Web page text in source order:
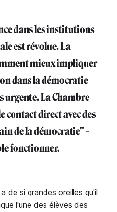
dans les institutions
est révolue. La
mieux impliquer
dans la démocratie
urgente. La Chambre
contact direct avec des
de la démocratie" –
fonctionner.
de si grandes oreilles qu'il
l'une des élèves des